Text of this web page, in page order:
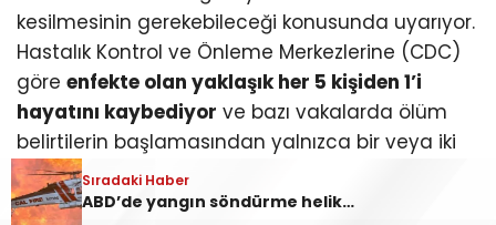
kesilmesinin gerekebileceği konusunda uyarıyor.
Hastalık Kontrol ve Önleme Merkezlerine (CDC)
göre enfekte olan yaklaşık her 5 kişiden 1’i
hayatını kaybediyor ve bazı vakalarda ölüm
belirtilerin başlamasından yalnızca bir veya iki
gün sonra gerçekleşebiliyor.
Sıradaki Haber
ABD’de yangın söndürme helikopteri düştü! ‘2 kişiden haber alınamıyor’